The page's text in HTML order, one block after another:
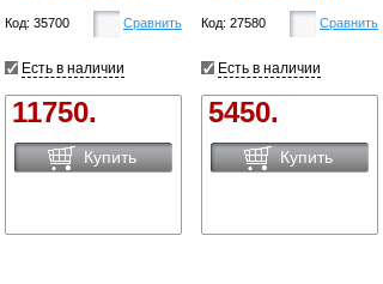
Код: 35700 Сравнить
Есть в наличии
11750.
Купить
Код: 27580 Сравнить
Есть в наличии
5450.
Купить